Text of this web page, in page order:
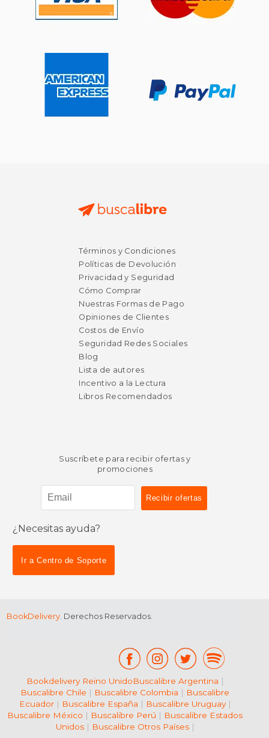
$ 23.48 dcto.
dcto. $ 39.48
Términos y Condiciones
Políticas de Devolución
Privacidad y Seguridad
Cómo Comprar
Nuestras Formas de Pago
Opiniones de Clientes
Costos de Envío
Seguridad Redes Sociales
Blog
Lista de autores
Incentivo a la Lectura
Libros Recomendados
Suscríbete para recibir ofertas y
promociones
¿Necesitas ayuda?
Ir a Centro de Soporte
BookDelivery. Derechos Reservados.
Bookdelivery Reino UnidoBuscalibre Argentina |
Buscalibre Chile | Buscalibre Colombia | Buscalibre
Ecuador| Buscalibre España | Buscalibre Uruguay|
Buscalibre México | Buscalibre Perú | Buscalibre Estados
Unidos| Buscalibre Otros Países|